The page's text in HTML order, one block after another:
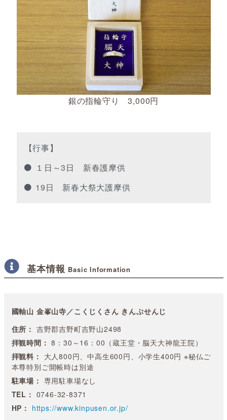
銀の指輪守り 3,000円
【行事】
１日～3日 新春護摩供
19日 新春大祭大護摩供
基本情報 Basic Information
國軸山 金峯山寺／こくじくさん きんぷせんじ
住所： 吉野郡吉野町吉野山2498
拝観時間： 8：30～16：00（蔵王堂・脳天大神龍王院）
拝観料： 大人800円、中高生600円、小学生400円 ※秘仏ご
本尊特別ご開帳時は別途
駐車場： 専用駐車場なし
TEL： 0746-32-8371
HP： https://www.kinpusen.or.jp/